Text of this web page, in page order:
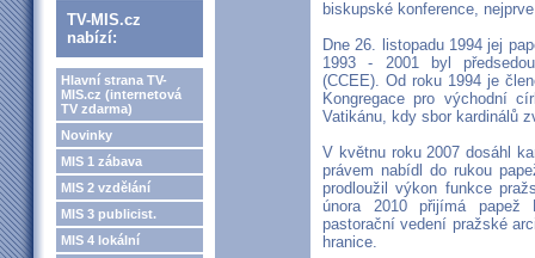
TV-MIS.cz
nabízí:
Hlavní strana TV-
MIS.cz (internetová
TV zdarma)
Novinky
MIS 1 zábava
MIS 2 vzdělání
MIS 3 publicist.
MIS 4 lokální
biskupské konference,
Dne 26. listopadu 1994 jej
1993 - 2001 byl
(CCEE). Od roku 1994 je
Kongregace pro východní
Vatikánu, kdy sbor kardinálů
V květnu roku 2007 dosáhl
právem nabídl do rukou
prodloužil výkon funkce
února 2010 přijímá papež
pastorační vedení pražské
hranice.